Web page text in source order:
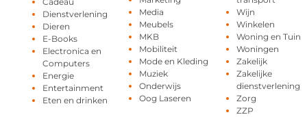
Dienstverlening
Dieren
E-Books
Electronica en
Computers
Energie
Entertainment
Eten en drinken
Media
Meubels
MKB
Mobiliteit
Mode en Kleding
Muziek
Onderwijs
Oog Laseren
Wijn
Winkelen
Woning en Tuin
Woningen
Zakelijk
Zakelijke
dienstverlening
Zorg
ZZP